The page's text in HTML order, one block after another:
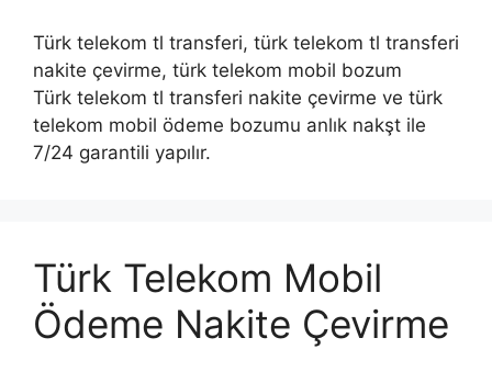
Türk telekom tl transferi, türk telekom tl transferi
nakite çevirme, türk telekom mobil bozum
Türk telekom tl transferi nakite çevirme ve türk
telekom mobil ödeme bozumu anlık nakşt ile
7/24 garantili yapılır.
Türk Telekom Mobil
Ödeme Nakite Çevirme